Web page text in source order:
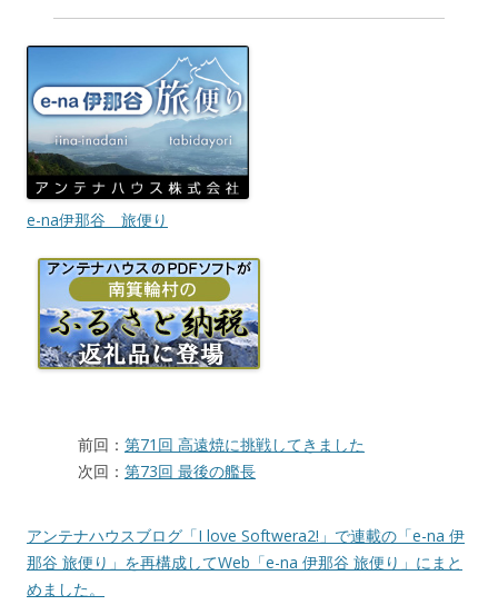
e-na伊那谷 旅便り
前回： 第71回 高遠焼に挑戦してきました
次回： 第73回 最後の艦長
アンテナハウスブログ「I love Softwera2!」で連載の「e-na 伊
那谷 旅便り」を再構成してWeb「e-na 伊那谷 旅便り」にまと
めました。